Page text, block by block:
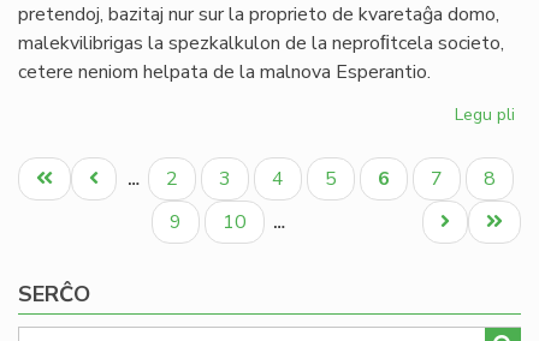
pretendoj, bazitaj nur sur la proprieto de kvaretaĝa domo,
malekvilibrigas la spezkalkulon de la neproﬁtcela societo,
cetere neniom helpata de la malnova Esperantio.
Legu pli
la
Pagination
Unua
paĝo
Antaŭa
paĝo
… Paĝo
2 Paĝo
3 Paĝo
4 Paĝo
5
Aktuala
paĝo
6 Paĝo
7 Paĝo
8
Paĝo
9 Paĝo
10 …
Last
page
Next
page
SERĈO